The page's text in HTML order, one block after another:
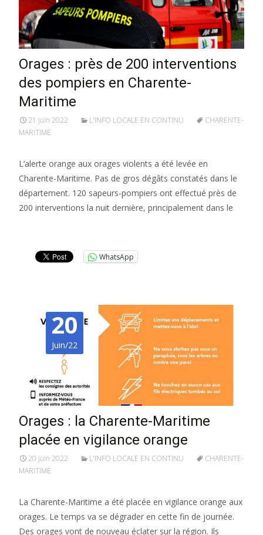
Orages : près de 200 interventions
des pompiers en Charente-
Maritime
21 juin 2022 L'INFO LOCALE EN CONTINU
CHARENTE-
MARITIME
L’alerte orange aux orages violents a été levée en
Charente-Maritime. Pas de gros dégâts constatés dans le
département. 120 sapeurs-pompiers ont effectué près de
200 interventions la nuit dernière, principalement dans le
WhatsApp
20
Juin/22
Orages : la Charente-Maritime
placée en vigilance orange
20 juin 2022 L'INFO LOCALE EN CONTINU
CHARENTE-
MARITIME
La Charente-Maritime a été placée en vigilance orange aux
orages. Le temps va se dégrader en cette fin de journée.
Des orages vont de nouveau éclater sur la région. Ils